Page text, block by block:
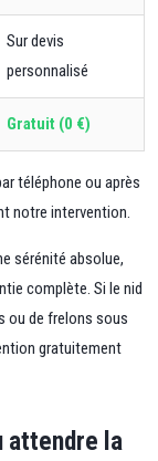
Sur devis
personnalisé
Gratuit (0 €)
téléphone ou après
notre intervention.
sérénité absolue,
complète. Si le nid
ou de frelons sous
gratuitement
attendre la